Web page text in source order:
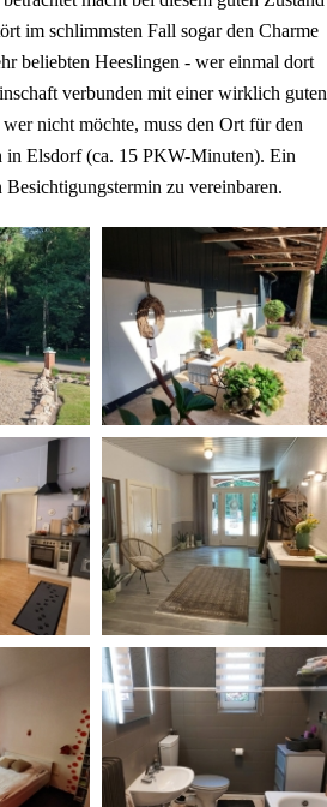
im schlimmsten Fall sogar den Charme
beliebten Heeslingen - wer einmal dort
verbunden mit einer wirklich guten
nicht möchte, muss den Ort für den
Elsdorf (ca. 15 PKW-Minuten). Ein
zu vereinbaren.